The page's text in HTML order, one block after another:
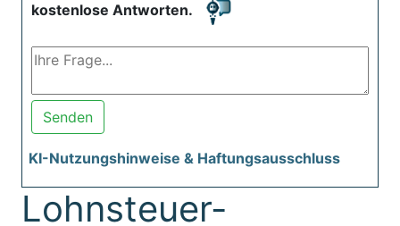
kostenlose Antworten.
Senden
KI-Nutzungshinweise & Haftungsausschluss
Lohnsteuer-